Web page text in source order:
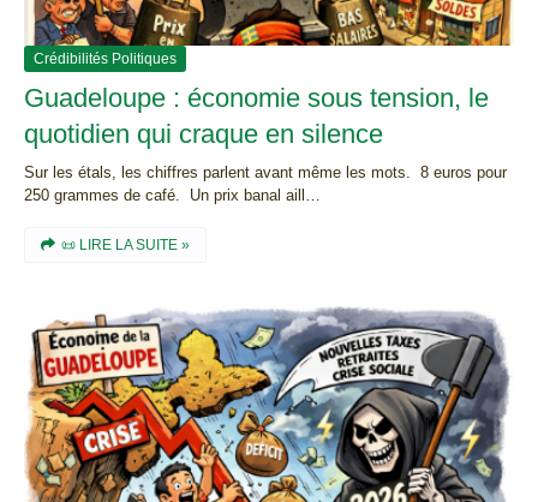
Crédibilités Politiques
Guadeloupe : économie sous tension, le
quotidien qui craque en silence
Sur les étals, les chiffres parlent avant même les mots. 8 euros pour
250 grammes de café. Un prix banal aill…
📜 LIRE LA SUITE »